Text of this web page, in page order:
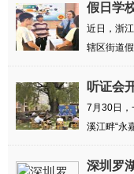
假日学
近日，浙
辖区街道
听证会
7月30日，
溪江畔“永
深圳罗